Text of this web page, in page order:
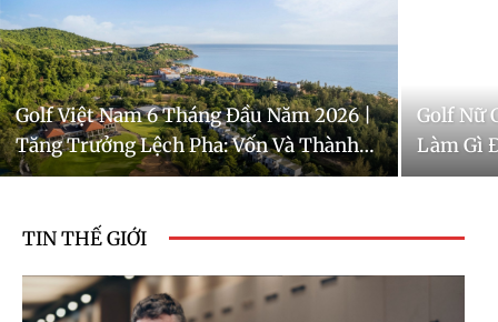
Golf Việt Nam 6 Tháng Đầu Năm 2026 |
Tăng Trưởng Lệch Pha: Vốn Và Thành
Tích Đi Trước, Cầu Chơi Và Dữ Liệu Vận
Golf Nữ
Làm Gì
TIN THẾ GIỚI